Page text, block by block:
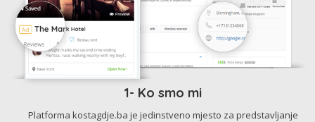
1- Ko smo mi
Platforma kostagdje.ba je jedinstveno mjesto za predstavljanje